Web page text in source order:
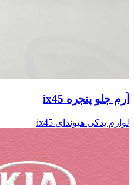
آرم جلو پنجره ix45
لوازم یدکی هیوندای ix45